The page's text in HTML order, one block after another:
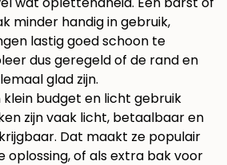
minder handig in gebruik,
lastig goed schoon te
dus geregeld of de rand en
glad zijn.
budget en licht gebruik
zijn vaak licht, betaalbaar en
Dat maakt ze populair
oplossing, of als extra bak voor